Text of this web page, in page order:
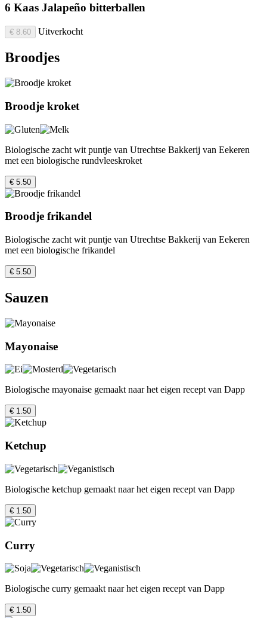
6 Kaas Jalapeño bitterballen
€ 8.60 Uitverkocht
Broodjes
Broodje kroket
Biologische zacht wit puntje van Utrechtse Bakkerij van Eekeren
met een biologische rundvleeskroket
€ 5.50
Broodje frikandel
Biologische zacht wit puntje van Utrechtse Bakkerij van Eekeren
met een biologische frikandel
€ 5.50
Sauzen
Mayonaise
Biologische mayonaise gemaakt naar het eigen recept van Dapp
€ 1.50
Ketchup
Biologische ketchup gemaakt naar het eigen recept van Dapp
€ 1.50
Curry
Biologische curry gemaakt naar het eigen recept van Dapp
€ 1.50